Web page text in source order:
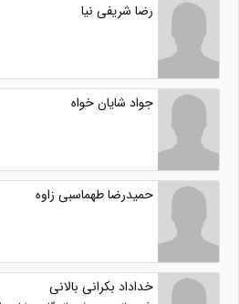
رضا شریفی نیا
جواد شایان خواه
حمیدرضا طهماسبی زاوه
خداداد بکرانی بالانی